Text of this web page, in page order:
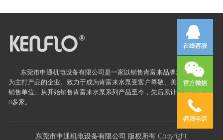
东莞市申通机电设备有限公司是一家以销售肯富来品牌水泵及配件
为主打产品的企业。致力于成为肯富来水泵受客户尊敬、美誉度很高的
销售单位。从开始销售肯富来水泵系列产品至今，先后累计服务企业100
0多家。
东莞市申通机电设备有限公司 版权所有 Copyright